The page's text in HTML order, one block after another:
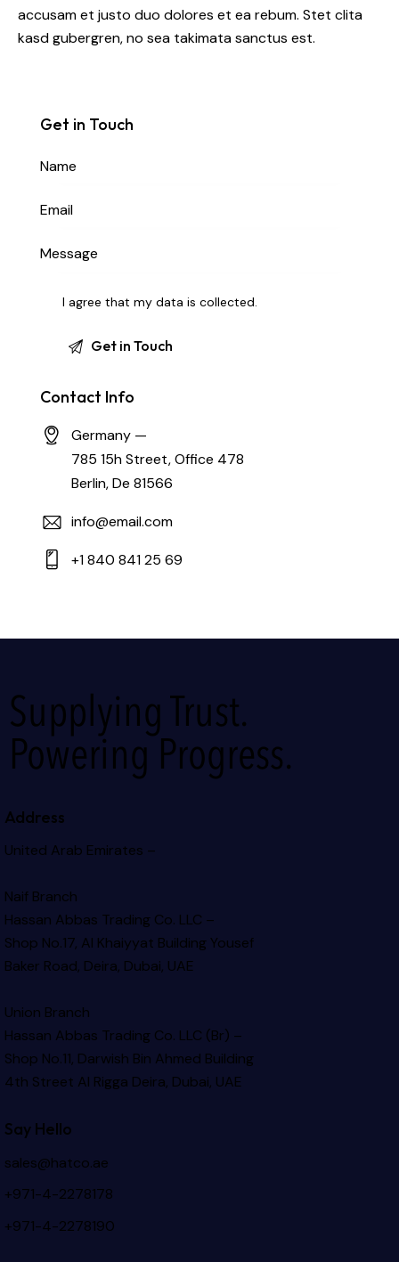
accusam et justo duo dolores et ea rebum. Stet clita
kasd gubergren, no sea takimata sanctus est.
Get in Touch
I agree that my data iscollected.
Contact Info
Germany —
785 15h Street, Office 478
Berlin, De 81566
info@email.com
+1 840 841 25 69
Supplying Trust.
Powering Progress.
Address
United Arab Emirates –
Naif Branch
Hassan Abbas Trading Co. LLC –
Shop No.17, Al Khaiyyat BuildingYousef
Baker Road, Deira, Dubai, UAE
Union Branch
Hassan Abbas Trading Co. LLC (Br) –
Shop No.11, Darwish Bin Ahmed Building
4th Street Al Rigga Deira, Dubai, UAE
Say Hello
sales@hatco.ae
+971-4-2278178
+971-4-2278190